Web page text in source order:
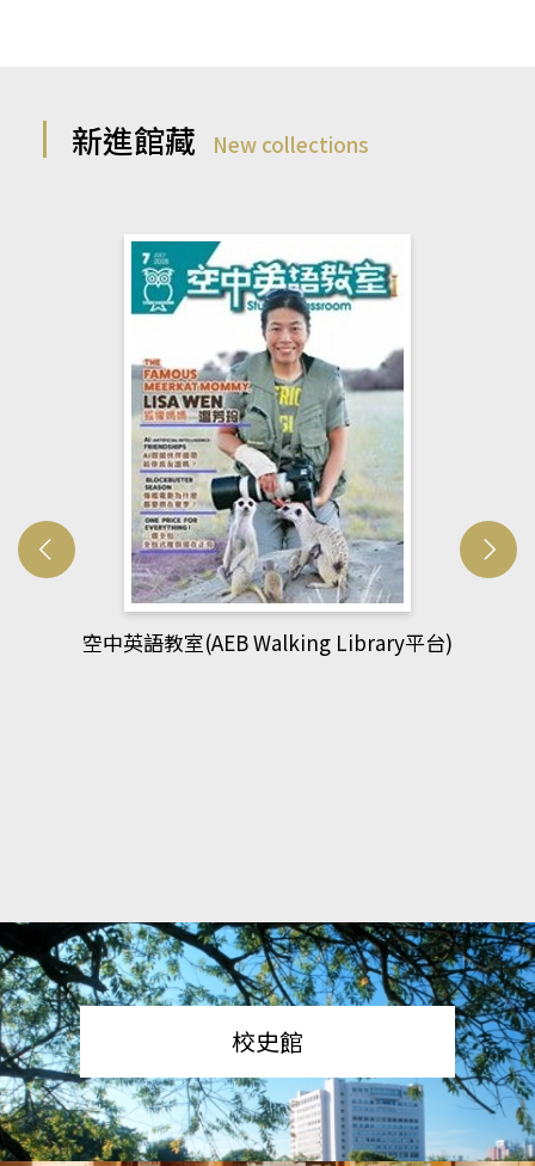
新進館藏 New collections
網管人(kono平台)
校史館